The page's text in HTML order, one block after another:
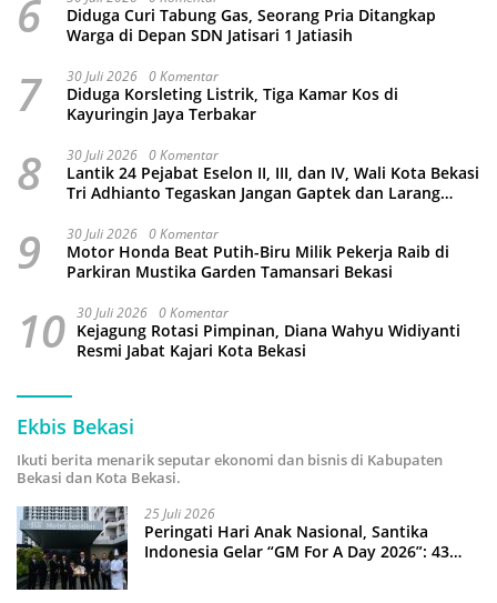
6
Diduga Curi Tabung Gas, Seorang Pria Ditangkap
Warga di Depan SDN Jatisari 1 Jatiasih
7 30 Juli 2026 0 Komentar
Diduga Korsleting Listrik, Tiga Kamar Kos di
Kayuringin Jaya Terbakar
8 30 Juli 2026 0 Komentar
Lantik 24 Pejabat Eselon II, III, dan IV, Wali Kota Bekasi
Tri Adhianto Tegaskan Jangan Gaptek dan Larang
9 30 Juli 2026 0 Komentar
Motor Honda Beat Putih-Biru Milik Pekerja Raib di
Parkiran Mustika Garden Tamansari Bekasi
10 30 Juli 2026 0 Komentar
Kejagung Rotasi Pimpinan, Diana Wahyu Widiyanti
Resmi Jabat Kajari Kota Bekasi
Ekbis Bekasi
Ikuti berita menarik seputar ekonomi dan bisnis di Kabupaten
Bekasi dan Kota Bekasi.
25 Juli 2026
Peringati Hari Anak Nasional, Santika
Indonesia Gelar “GM For A Day 2026”: 43